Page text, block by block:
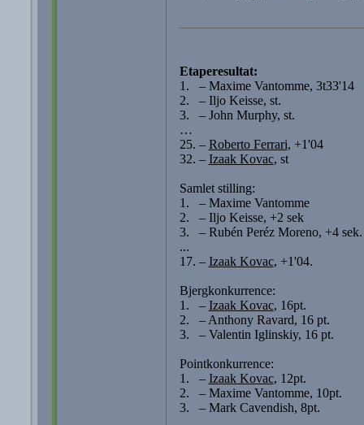
Etaperesultat:
1. – Maxime Vantomme, 3t33'14
2. – Iljo Keisse, st.
3. – John Murphy, st.
…
25. – Roberto Ferrari, +1'04
32. – Izaak Kovac, st
Samlet stilling:
1. – Maxime Vantomme
2. – Iljo Keisse, +2 sek
3. – Rubén Peréz Moreno, +4 sek.
...
17. – Izaak Kovac, +1'04.
Bjergkonkurrence:
1. – Izaak Kovac, 16pt.
2. – Anthony Ravard, 16 pt.
3. – Valentin Iglinskiy, 16 pt.
Pointkonkurrence:
1. – Izaak Kovac, 12pt.
2. – Maxime Vantomme, 10pt.
3. – Mark Cavendish, 8pt.